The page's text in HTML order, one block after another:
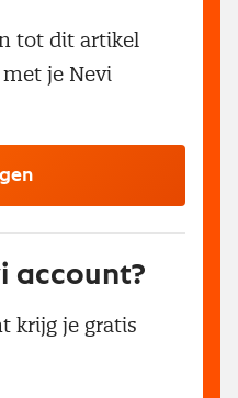
tot dit artikel
je Nevi
account?
krijg je gratis